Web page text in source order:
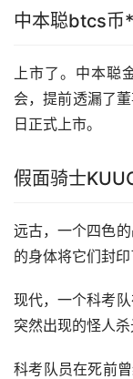
中本聪btcs币
上市了。中本聪
会，提前透漏了
日正式上市。
假面骑士
远古，一个四色
的身体将它们封印
现代，一个科考
突然出现的怪人杀
科考队员在死前